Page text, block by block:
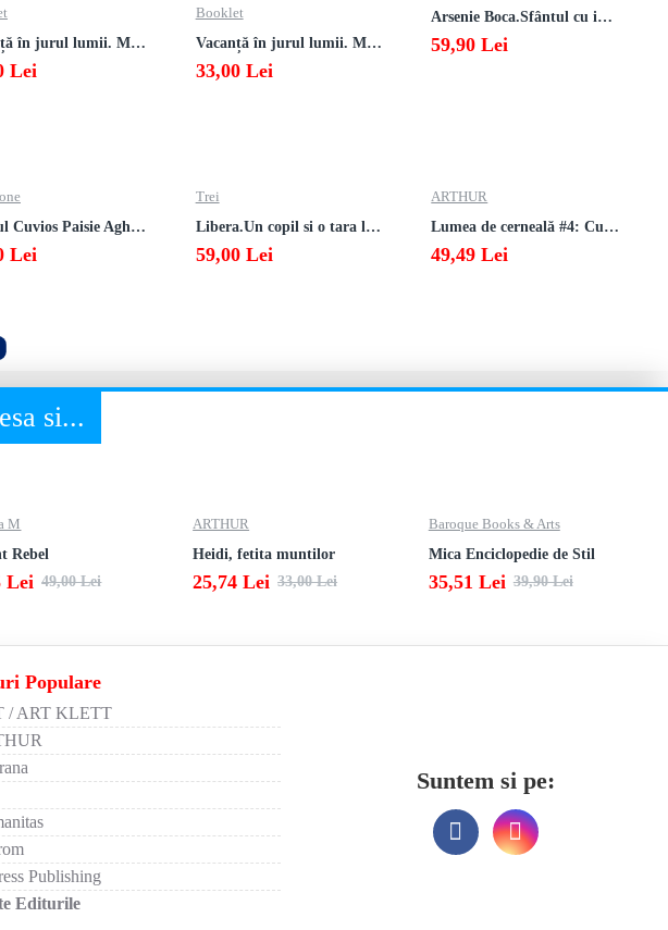
Vacanță în jurul lumii. Matematică clasa a VI-a – EDIȚIA 2026
Lei
Booklet
Vacanță în jurul lumii. Matematică clasa a V-a – EDIȚIA 2026
33,00 Lei
Arsenie Boca.Sfântul cu inima cat cerul
59,90 Lei
Sfantul Cuvios Paisie Aghioritul
Lei
Trei
Libera.Un copil si o tara la sfarsitul istoriei.Lea Ypi
59,00 Lei
ARTHUR
Lumea de cerneală #4: Culoarea răzbunării
49,49 Lei
si...
M
Rebel
Lei 49,00 Lei
ARTHUR
Heidi, fetita muntilor
25,74 Lei 33,00 Lei
Baroque Books & Arts
Mica Enciclopedie de Stil
35,51 Lei 39,90 Lei
Populare
/ ART KLETT
Publishing
Editurile
Suntem si pe: